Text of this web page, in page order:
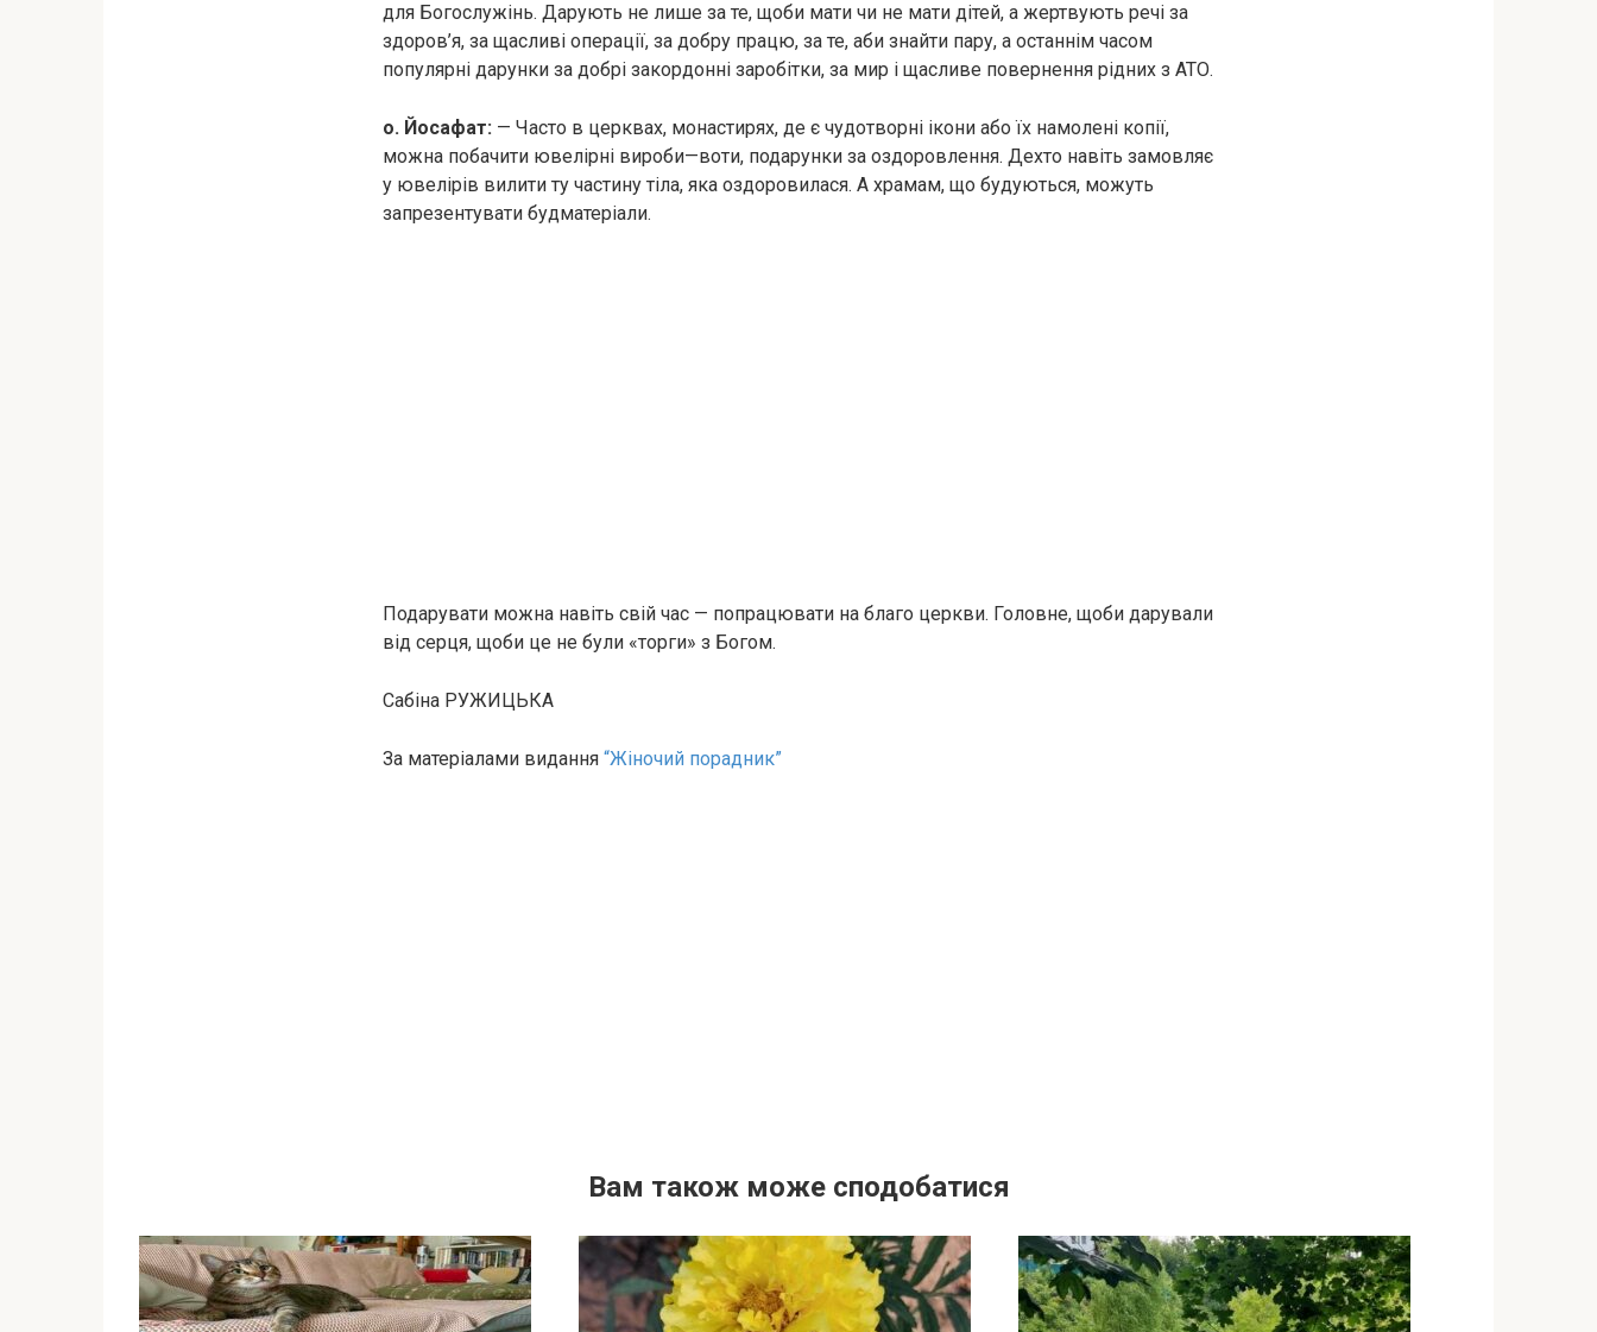
для Богослужінь. Дарують не лише за те, щоби мати чи не мати дітей, а жeртвують речі за
здоров’я, за щасливі операції, за добру працю, за те, аби знайти пару, а останнім часом
популярні дарунки за добрі закордонні заробітки, за мир і щасливе повернення рідних з АТО.
о. Йосафат: — Часто в церквах, монастирях, де є чудотворні ікони або їх намолені копії,
можна побачити ювелірні вироби—воти, подарунки за оздоровлення. Дехто навіть замовляє
у ювелірів вилити ту частину тіла, яка оздоровилася. А храмам, що будуються, можуть
запрезентувати будматеріали.
Подарувати можна навіть свій час — попрацювати на благо церкви. Головне, щоби дарували
від серця, щоби це не були «торги» з Богом.
Сабіна РУЖИЦЬКА
За матеріалами видання “Жіночий порадник”
Вам також може сподобатися